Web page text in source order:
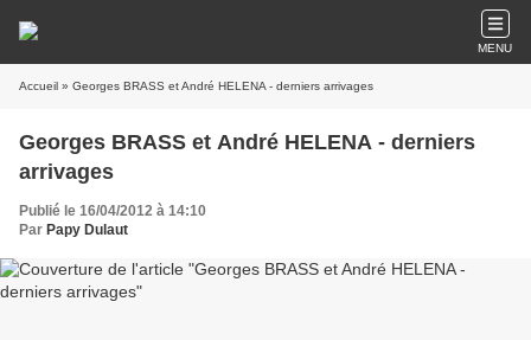
MENU
Accueil » Georges BRASS et André HELENA - derniers arrivages
Georges BRASS et André HELENA - derniers
arrivages
Publié le 16/04/2012 à 14:10
Par Papy Dulaut